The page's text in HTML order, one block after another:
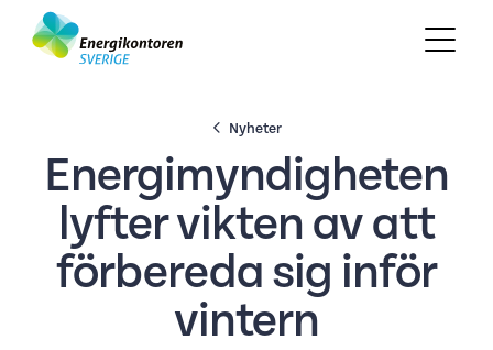
Nyheter
Energimyndigheten
lyfter vikten av att
förbereda sig inför
vintern